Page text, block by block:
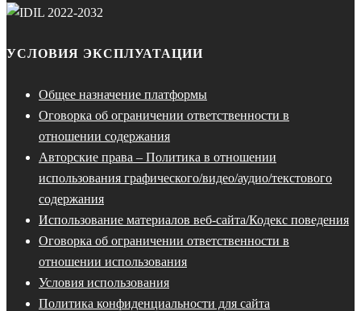
УСЛОВИЯ ЭКСПЛУАТАЦИИ
Общее назначение платформы
Оговорка об ограничении ответственности в
отношении содержания
Авторские права – Политика в отношении
использования графического/видео/аудио/текстового
содержания
Использование материалов веб-сайта/Кодекс поведения
Оговорка об ограничении ответственности в
отношении использования
Условия использования
Политика конфиденциальности для сайта